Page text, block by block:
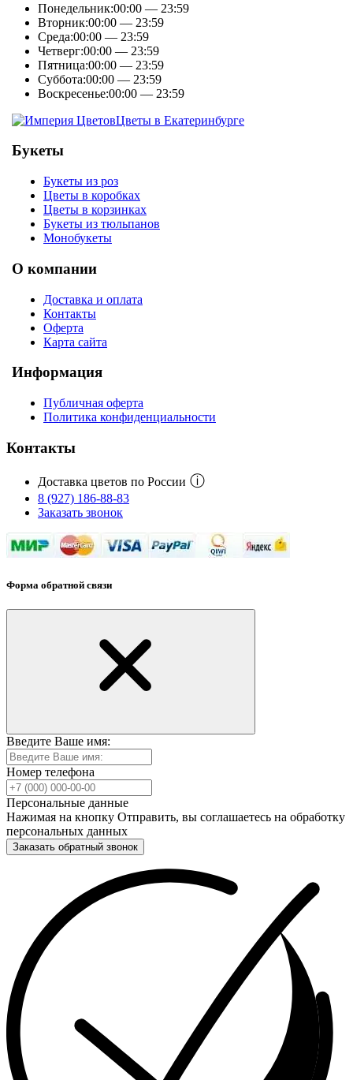
Понедельник:00:00 — 23:59
Вторник:00:00 — 23:59
Среда:00:00 — 23:59
Четверг:00:00 — 23:59
Пятница:00:00 — 23:59
Суббота:00:00 — 23:59
Воскресенье:00:00 — 23:59
Цветы в Екатеринбурге
Букеты
Букеты из роз
Цветы в коробках
Цветы в корзинках
Букеты из тюльпанов
Монобукеты
О компании
Доставка и оплата
Контакты
Оферта
Карта сайта
Информация
Публичная оферта
Политика конфиденциальности
Контакты
Доставка цветов по России ⓘ
8 (927) 186-88-83
Заказать звонок
Форма обратной связи
Введите Ваше имя:
Номер телефона
Персональные данные
Нажимая на кнопку Отправить, вы соглашаетесь на обработку
персональных данных
Заказать обратный звонок